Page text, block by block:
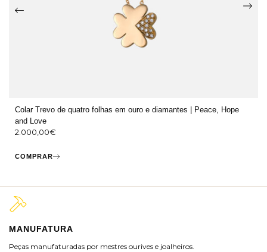
Colar Trevo de quatro folhas em ouro e diamantes | Peace, Hope
and Love
2.000,00€
COMPRAR
MANUFATURA
Peças manufaturadas por mestres ourives e joalheiros.